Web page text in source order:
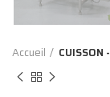
Accueil CUISSON